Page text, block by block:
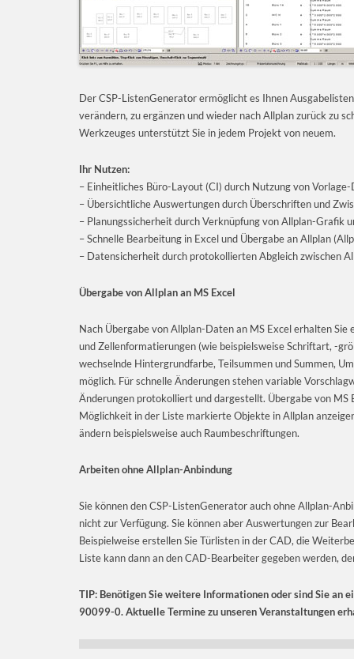
Der CSP-ListenGenerator ermöglicht es Ihnen
verändern, zu ergänzen und wieder nach Allplan zurück zu
Werkzeuges unterstützt Sie in jedem Projekt von neuem.
Ihr Nutzen:
– Einheitliches Büro-Layout (CI) durch Nutzung von
– Übersichtliche Auswertungen durch Überschriften und
– Planungssicherheit durch Verknüpfung von Allplan-Grafik
– Schnelle Bearbeitung in Excel und Übergabe an Allplan
– Datensicherheit durch protokollierten Abgleich zwischen
Übergabe von Allplan an MS Excel
Nach Übergabe von Allplan-Daten an MS Excel erhalten
und Zellenformatierungen (wie beispielsweise Schriftart, -
wechselnde Hintergrundfarbe, Teilsummen und Summen,
möglich. Für schnelle Änderungen stehen variable
Änderungen protokolliert und dargestellt. Übergabe von MS
Möglichkeit in der Liste markierte Objekte in Allplan
ändern beispielsweise auch Raumbeschriftungen.
Arbeiten ohne Allplan-Anbindung
Sie können den CSP-ListenGenerator auch ohne Allplan-
nicht zur Verfügung. Sie können aber Auswertungen zur
Beispielweise erstellen Sie Türlisten in der CAD, die
Liste kann dann an den CAD-Bearbeiter gegeben werden,
TIP: Benötigen Sie weitere Informationen oder sind Sie an
90099-0. Aktuelle Termine zu unseren Veranstaltungen